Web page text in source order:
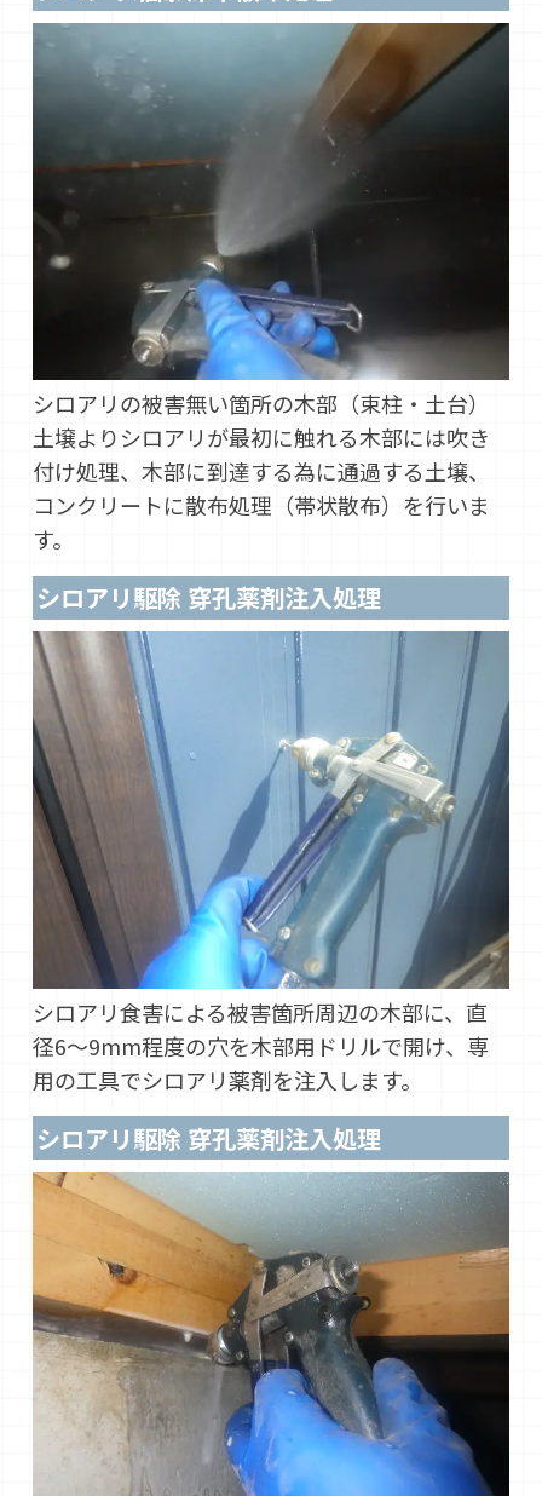
シロアリの被害無い箇所の木部（束柱・土台）
土壌よりシロアリが最初に触れる木部には吹き
付け処理、木部に到達する為に通過する土壌、
コンクリートに散布処理（帯状散布）を行いま
す。
シロアリ駆除 穿孔薬剤注入処理
シロアリ食害による被害箇所周辺の木部に、直
径6～9mm程度の穴を木部用ドリルで開け、専
用の工具でシロアリ薬剤を注入します。
シロアリ駆除 穿孔薬剤注入処理